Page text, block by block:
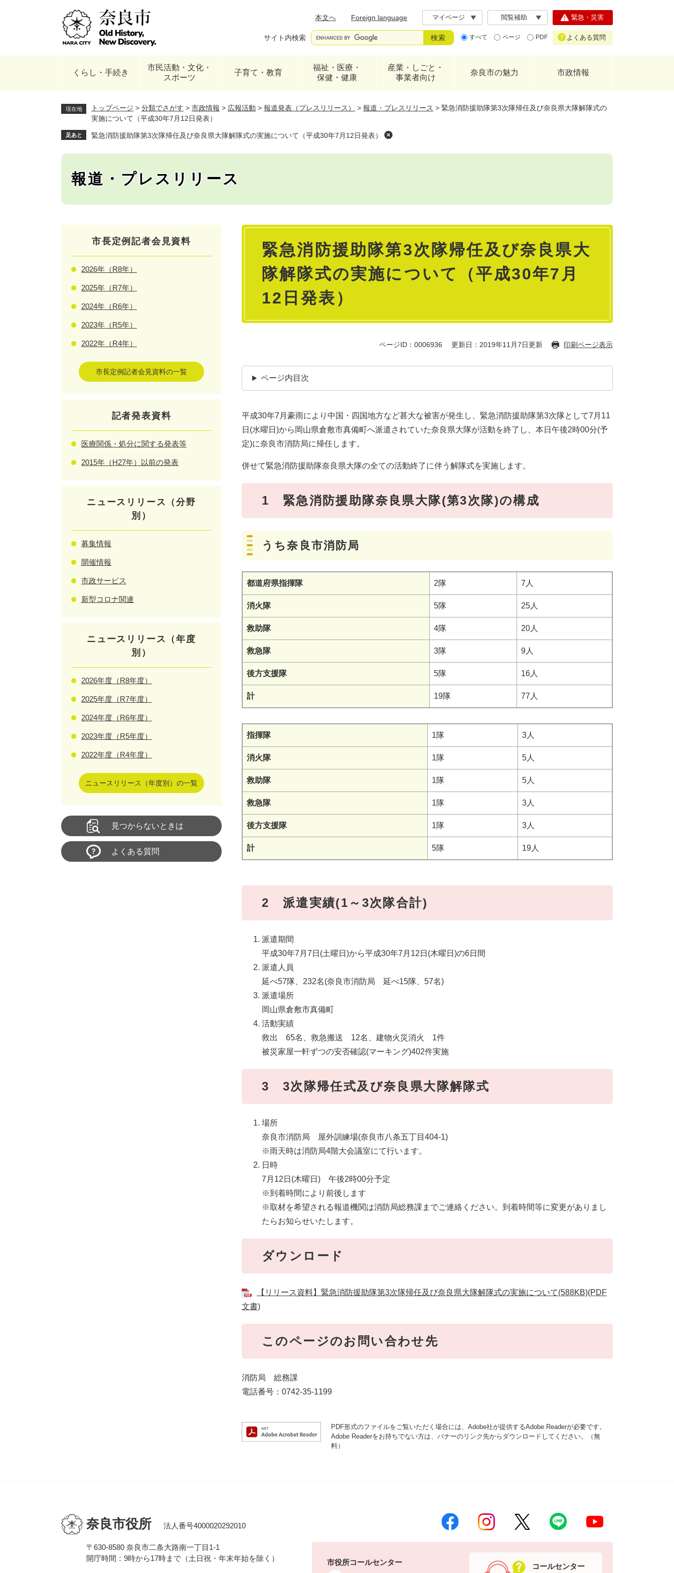
本文へ
Foreign language マイページ 閲覧補助
サイト内検索 すべて ページ PDF
緊急・災害
よくある質問
くらし・手続き
市民活動・文化・
スポーツ
子育て・教育
福祉・医療・
保健・健康
産業・しごと・
事業者向け
奈良市の魅力 市政情報
現在地 トップページ > 分類でさがす > 市政情報 > 広報活動 > 報道発表（プレスリリース） > 報道・プレスリリース > 緊急消防援助隊第3次隊帰任及び奈良県大隊解隊式の
実施について（平成30年7月12日発表）
足あと 緊急消防援助隊第3次隊帰任及び奈良県大隊解隊式の実施について（平成30年7月12日発表）
報道・プレスリリース
本
緊急消防援助隊第3次隊帰任及び奈良県大
隊解隊式の実施について（平成30年7月
12日発表）
ページID：0006936 更新日：2019年11月7日更新 印刷ページ表示
ページ内目次
平成30年7月豪雨により中国・四国地方など甚大な被害が発生し、緊急消防援助隊第3次隊として7月11
日(水曜日)から岡山県倉敷市真備町へ派遣されていた奈良県大隊が活動を終了し、本日午後2時00分(予
定)に奈良市消防局に帰任します。
併せて緊急消防援助隊奈良県大隊の全ての活動終了に伴う解隊式を実施します。
1 緊急消防援助隊奈良県大隊(第3次隊)の構成
うち奈良市消防局
都道府県指揮隊 2隊 7人
消火隊 5隊 25人
救助隊 4隊 20人
救急隊 3隊 9人
後方支援隊 5隊 16人
計 19隊 77人
指揮隊 1隊 3人
消火隊 1隊 5人
救助隊 1隊 5人
救急隊 1隊 3人
後方支援隊 1隊 3人
計 5隊 19人
2 派遣実績(1～3次隊合計)
派遣期間
平成30年7月7日(土曜日)から平成30年7月12日(木曜日)の6日間
派遣人員
延べ57隊、232名(奈良市消防局 延べ15隊、57名)
派遣場所
岡山県倉敷市真備町
活動実績
救出 65名、救急搬送 12名、建物火災消火 1件
被災家屋一軒ずつの安否確認(マーキング)402件実施
3 3次隊帰任式及び奈良県大隊解隊式
場所
奈良市消防局 屋外訓練場(奈良市八条五丁目404-1)
※雨天時は消防局4階大会議室にて行います。
日時
7月12日(木曜日) 午後2時00分予定
※到着時間により前後します
※取材を希望される報道機関は消防局総務課までご連絡ください。到着時間等に変更がありまし
たらお知らせいたします。
ダウンロード
【リリース資料】緊急消防援助隊第3次隊帰任及び奈良県大隊解隊式の実施について(588KB)(PDF
文書)
このページのお問い合わせ先
消防局 総務課
電話番号：0742-35-1199
PDF形式のファイルをご覧いただく場合には、Adobe社が提供するAdobe Readerが必要です。
Adobe Readerをお持ちでない方は、バナーのリンク先からダウンロードしてください。（無
料）
市長定例記者会見資料
2026年（R8年）
2025年（R7年）
2024年（R6年）
2023年（R5年）
2022年（R4年）
市長定例記者会見資料の一覧
記者発表資料
医療関係・処分に関する発表等
2015年（H27年）以前の発表
ニュースリリース（分野
別）
募集情報
開催情報
市政サービス
新型コロナ関連
ニュースリリース（年度
別）
2026年度（R8年度）
2025年度（R7年度）
2024年度（R6年度）
2023年度（R5年度）
2022年度（R4年度）
ニュースリリース（年度別）の一覧
見つからないときは
よくある質問
奈良市役所 法人番号4000020292010
〒630-8580 奈良市二条大路南一丁目1-1
開庁時間：9時から17時まで（土日祝・年末年始を除く）
市役所コールセンター コールセンター